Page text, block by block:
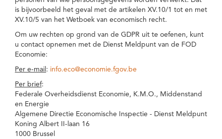
is bijvoorbeeld het geval met de artikelen XV.10/1 tot en met
XV.10/5 van het Wetboek van economisch recht.
Om uw rechten op grond van de GDPR uit te oefenen, kunt
u contact opnemen met de Dienst Meldpunt van de FOD
Economie:
Per e-mail : info.eco@economie.fgov.be
Per brief:
Federale Overheidsdienst Economie, K.M.O., Middenstand
en Energie
Algemene Directie Economische Inspectie - Dienst Meldpunt
Koning Albert II-laan 16
1000 Brussel